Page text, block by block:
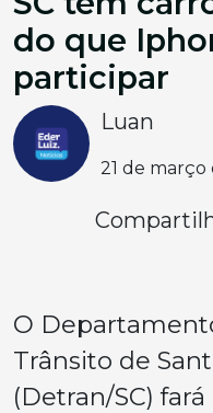
do que
participar
Luan
21 de março
O
Trânsito de
(Detran/SC)